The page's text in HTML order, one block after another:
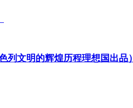
文明的辉煌历程理想国出品）